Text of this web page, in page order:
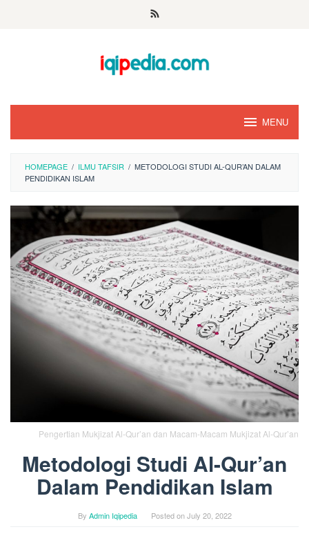
MENU
HOMEPAGE / ILMU TAFSIR / METODOLOGI STUDI AL-QUR’AN DALAM
PENDIDIKAN ISLAM
Pengertian Mukjizat Al-Qur’an dan Macam-Macam Mukjizat Al-Qur’an
Metodologi Studi Al-Qur’an
Dalam Pendidikan Islam
By Admin Iqipedia Posted onJuly 20, 2022